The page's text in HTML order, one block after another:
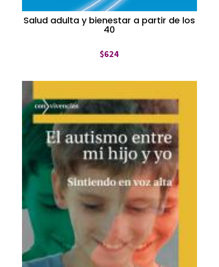
Salud adulta y bienestar a partir de los
40
$624